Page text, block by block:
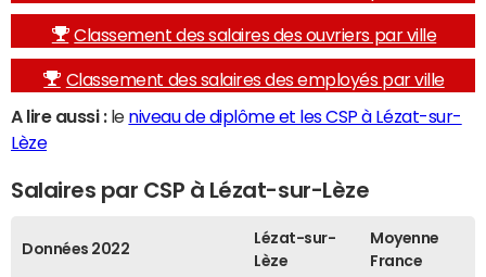
Classement des salaires des ouvriers par ville
Classement des salaires des employés par ville
A lire aussi :le niveau de diplôme et les CSP à Lézat-sur-
Lèze
Salaires par CSP à Lézat-sur-Lèze
Données 2022
Lézat-sur-
Lèze
Moyenne
France